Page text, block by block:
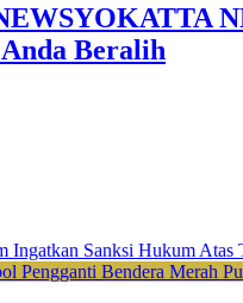
YOKATTA
Beralih